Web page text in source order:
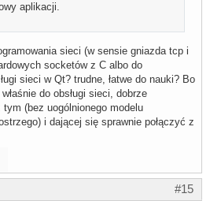
aplikacji.
sieci (w sensie gniazda tcp i
socketów z C albo do
sieci w Qt? trudne, łatwe do nauki? Bo
do obsługi sieci, dobrze
tym (bez uogólnionego modelu
i dającej się sprawnie połączyć z
#15